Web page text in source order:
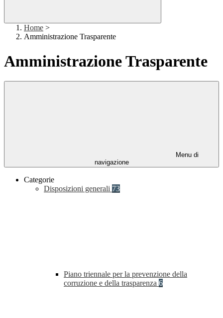
Home >
Amministrazione Trasparente
Amministrazione Trasparente
Menu di
navigazione
Categorie
Disposizioni generali 73
Piano triennale per la prevenzione della
corruzione e della trasparenza 6